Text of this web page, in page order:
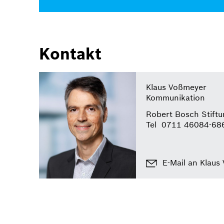
Kontakt
Klaus Voßmeyer
Kommunikation
Robert Bosch
Tel 0711 46084-
E-Mail an Klaus